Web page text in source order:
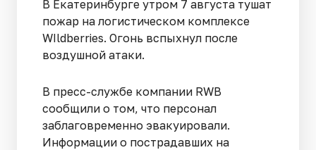
В Екатеринбурге утром 7 августа тушат
пожар на логистическом комплексе
WIldberries. Огонь вспыхнул после
воздушной атаки.
В пресс-службе компании RWB
сообщили о том, что персонал
заблаговременно эвакуировали.
Информации о пострадавших на